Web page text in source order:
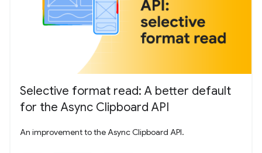
Selective format read: A better default
for the Async Clipboard API
An improvement to the Async Clipboard API.